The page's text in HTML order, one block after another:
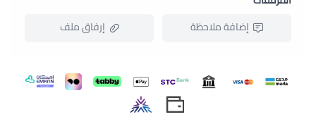
إضافة ملاحظة
إرفاق ملف
اسحب و افلت الملف هنا
استعراض